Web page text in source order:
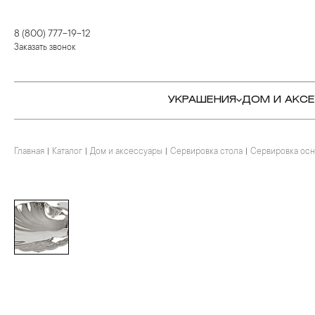
8 (800) 777-19-12
Заказать звонок
УКРАШЕНИЯ
КОЛЬЦА
ПОДВЕСКИ И КРЕСТЫ
БРОШИ
ДОМ И
СТОЛОВЫЕ ПРИБОРЫ
ДЛЯ ЧАЯ
ДЛЯ КОФЕ
КОЛЬЦА
БРАСЛЕТЫ
КОЛЬЕ И ПОДВЕСКИ
Главная Каталог Дом и аксессуары Сервировка стола Сервировка